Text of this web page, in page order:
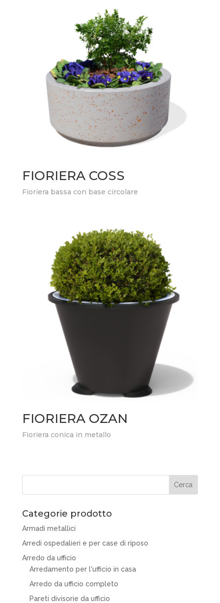
FIORIERA COSS
Fioriera bassa con base circolare
FIORIERA OZAN
Fioriera conica in metallo
Categorie prodotto
Armadi metallici
Arredi ospedalieri e per case di riposo
Arredo da ufficio
Arredamento per l'ufficio in casa
Arredo da ufficio completo
Pareti divisorie da ufficio